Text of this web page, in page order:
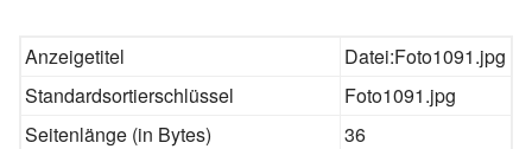
Anzeigetitel
Datei:Foto1091.jpg
Standardsortierschlüssel
Foto1091.jpg
Seitenlänge (in Bytes)
36